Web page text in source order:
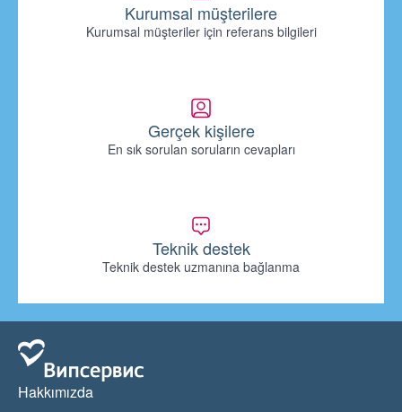
Kurumsal müşterilere
Kurumsal müşteriler için referans bilgileri
Gerçek kişilere
En sık sorulan soruların cevapları
Teknik destek
Teknik destek uzmanına bağlanma
Hakkımızda